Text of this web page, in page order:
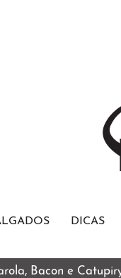
DICAS
Bacon e